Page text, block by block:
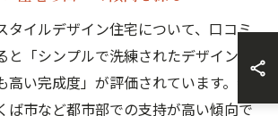
タイルデザイン住宅について、口コミ
「シンプルで洗練されたデザイン」
い完成度」が評価されています。特
ば市など都市部での支持が高い傾向で